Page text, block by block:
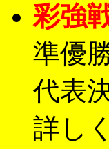
彩強
準優
代表
詳し